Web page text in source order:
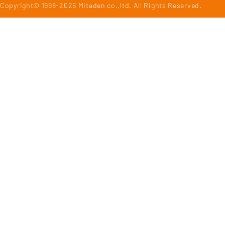
Copyright© 1998-2026 Mitaden co.,ltd. All Rights Reserved.